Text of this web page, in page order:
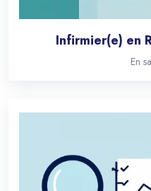
Infirmier(e) en
En